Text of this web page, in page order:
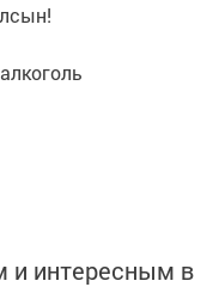
интересным в